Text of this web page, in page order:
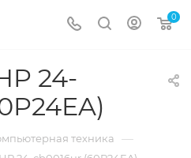
0
24-
техника —